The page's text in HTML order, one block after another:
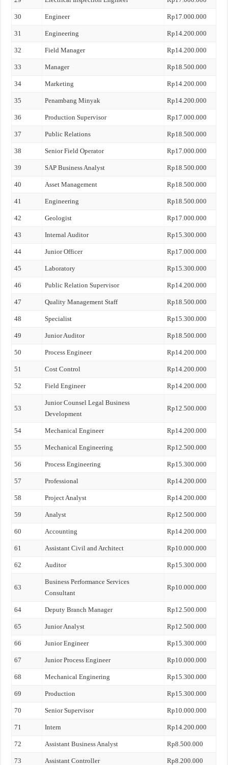
30 Engineer Rp17.000.000
31 Engineering Rp14.200.000
32 Field Manager Rp14.200.000
33 Manager Rp18.500.000
34 Marketing Rp14.200.000
35 Penambang Minyak Rp14.200.000
36 Production Supervisor Rp17.000.000
37 Public Relations Rp18.500.000
38 Senior Field Operator Rp17.000.000
39 SAP Business Analyst Rp18.500.000
40 Asset Management Rp18.500.000
41 Engineering Rp18.500.000
42 Geologist Rp17.000.000
43 Internal Auditor Rp15.300.000
44 Junior Officer Rp17.000.000
45 Laboratory Rp15.300.000
46 Public Relation Supervisor Rp14.200.000
47 Quality Management Staff Rp18.500.000
48 Specialist Rp15.300.000
49 Junior Auditor Rp18.500.000
50 Process Engineer Rp14.200.000
51 Cost Control Rp14.200.000
52 Field Engineer Rp14.200.000
53
Junior Counsel Legal Business
Development
Rp12.500.000
54 Mechanical Engineer Rp14.200.000
55 Mechanical Engineering Rp12.500.000
56 Process Engineering Rp15.300.000
57 Professional Rp14.200.000
58 Project Analyst Rp14.200.000
59 Analyst Rp12.500.000
60 Accounting Rp14.200.000
61 Assistant Civil and Architect Rp10.000.000
62 Auditor Rp15.300.000
63
Business Performance Services
Consultant
Rp10.000.000
64 Deputy Branch Manager Rp12.500.000
65 Junior Analyst Rp12.500.000
66 Junior Engineer Rp15.300.000
67 Junior Process Engineer Rp10.000.000
68 Mechanical Enginering Rp15.300.000
69 Production Rp15.300.000
70 Senior Supervisor Rp10.000.000
71 Intern Rp14.200.000
72 Assistant Business Analyst Rp8.500.000
73 Assistant Controller Rp8.200.000